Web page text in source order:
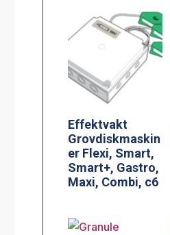
Effektvakt
Grovdiskmaskin
er Flexi, Smart,
Smart+, Gastro,
Maxi, Combi, c6